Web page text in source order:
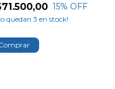
15% OFF
quedan 3 en stock!